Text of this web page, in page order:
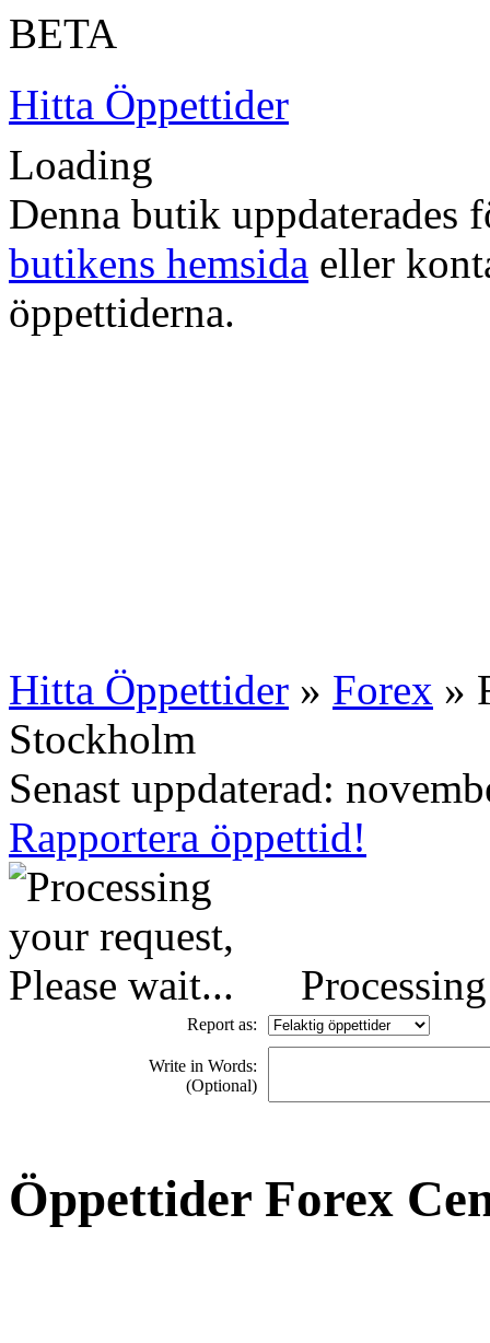
BETA
Hitta Öppettider
Loading
Denna butik uppdaterades
butikens hemsida eller
öppettiderna.
Hitta Öppettider » Forex »
Stockholm
Senast uppdaterad:
Rapportera öppettid!
Report as:
Write in Words:
(Optional)
Öppettider Forex